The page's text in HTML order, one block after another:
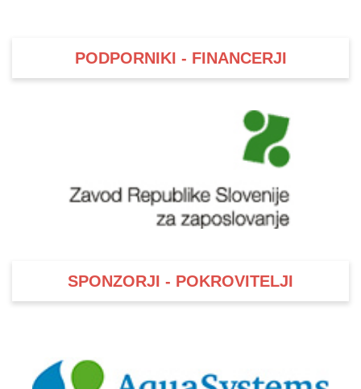
PODPORNIKI - FINANCERJI
SPONZORJI - POKROVITELJI